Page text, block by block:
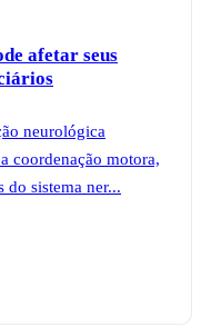
afetar seus
neurológica
coordenação motora,
do sistema ner...